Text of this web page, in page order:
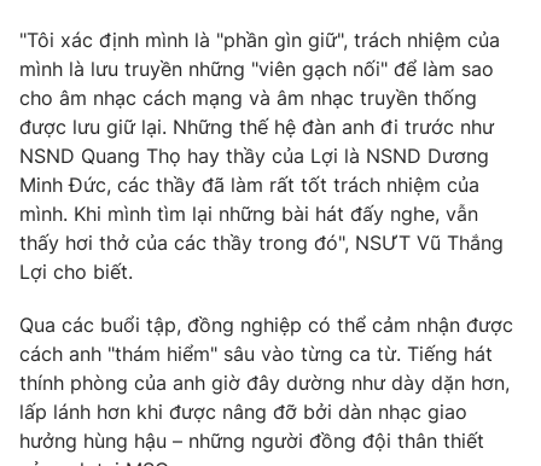
"Tôi xác định mình là "phần gìn giữ", trách nhiệm của
mình là lưu truyền những "viên gạch nối" để làm sao
cho âm nhạc cách mạng và âm nhạc truyền thống
được lưu giữ lại. Những thế hệ đàn anh đi trước như
NSND Quang Thọ hay thầy của Lợi là NSND Dương
Minh Đức, các thầy đã làm rất tốt trách nhiệm của
mình. Khi mình tìm lại những bài hát đấy nghe, vẫn
thấy hơi thở của các thầy trong đó", NSƯT Vũ Thắng
Lợi cho biết.
Qua các buổi tập, đồng nghiệp có thể cảm nhận được
cách anh "thám hiểm" sâu vào từng ca từ. Tiếng hát
thính phòng của anh giờ đây dường như dày dặn hơn,
lấp lánh hơn khi được nâng đỡ bởi dàn nhạc giao
hưởng hùng hậu – những người đồng đội thân thiết